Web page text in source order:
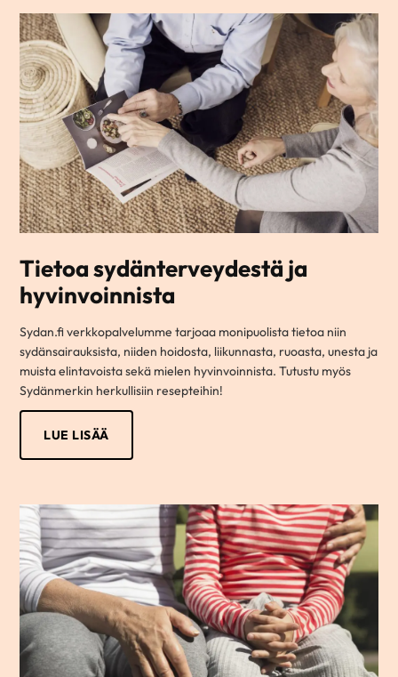
Tietoa sydänterveydestä ja
hyvinvoinnista
Sydan.fi verkkopalvelumme tarjoaa monipuolista tietoa niin
sydänsairauksista, niiden hoidosta, liikunnasta, ruoasta, unesta ja
muista elintavoista sekä mielen hyvinvoinnista. Tutustu myös
Sydänmerkin herkullisiin resepteihin!
LUE LISÄÄ